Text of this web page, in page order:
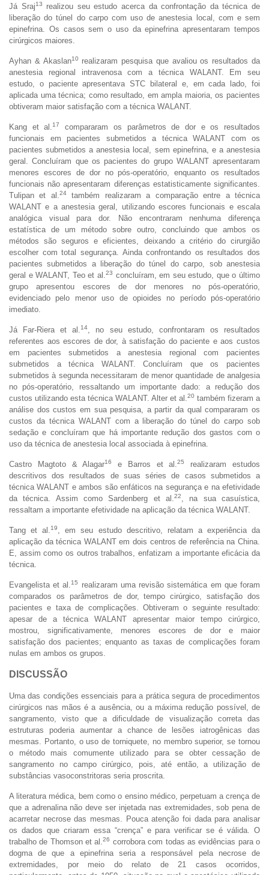
Já Sraj13
realizou seu estudo acerca da confrontação da técnica de
liberação do túnel do carpo com uso de anestesia local, com e sem
epinefrina. Os casos sem o uso da epinefrina apresentaram tempos
cirúrgicos maiores.
Ayhan & Akaslan10
realizaram pesquisa que avaliou os resultados da
anestesia regional intravenosa com a técnica WALANT. Em seu
estudo, o paciente apresentava STC bilateral e, em cada lado, foi
aplicada uma técnica; como resultado, em ampla maioria, os pacientes
obtiveram maior satisfação com a técnica WALANT.
Kang et al.17
compararam os parâmetros de dor e os resultados
funcionais em pacientes submetidos a técnica WALANT com os
pacientes submetidos a anestesia local, sem epinefrina, e a anestesia
geral. Concluíram que os pacientes do grupo WALANT apresentaram
menores escores de dor no pós-operatório, enquanto os resultados
funcionais não apresentaram diferenças estatisticamente significantes.
Tulipan et al.
24também realizaram a comparação entre a técnica
WALANT e a anestesia geral, utilizando escores funcionais e escala
analógica visual para dor. Não encontraram nenhuma diferença
estatística de um método sobre outro, concluindo que ambos os
métodos são seguros e eficientes, deixando a critério do cirurgião
escolher com total segurança. Ainda confrontando os resultados dos
pacientes submetidos a liberação do túnel do carpo, sob anestesia
geral e WALANT, Teo et al.
23 concluíram, em seu estudo, que o último
grupo apresentou escores de dor menores no pós-operatório,
evidenciado pelo menor uso de opioides no período pós-operatório
imediato.
Já Far-Riera et al.14
, no seu estudo, confrontaram os resultados
referentes aos escores de dor, à satisfação do paciente e aos custos
em pacientes submetidos a anestesia regional com pacientes
submetidos a técnica WALANT. Concluíram que os pacientes
submetidos à segunda necessitaram de menor quantidade de analgesia
no pós-operatório, ressaltando um importante dado: a redução dos
custos utilizando esta técnica WALANT. Alter et al.
20 também fizeram a
análise dos custos em sua pesquisa, a partir da qual compararam os
custos da técnica WALANT com a liberação do túnel do carpo sob
sedação e concluíram que há importante redução dos gastos com o
uso da técnica de anestesia local associada à epinefrina.
Castro Magtoto & Alagar16 e Barros et al.25
realizaram estudos
descritivos dos resultados de suas séries de casos submetidos a
técnica WALANT e ambos são enfáticos na segurança e na efetividade
da técnica. Assim como Sardenberg et al.
22
, na sua casuística,
ressaltam a importante efetividade na aplicação da técnica WALANT.
Tang et al.19
, em seu estudo descritivo, relatam a experiência da
aplicação da técnica WALANT em dois centros de referência na China.
E, assim como os outros trabalhos, enfatizam a importante eficácia da
técnica.
Evangelista et al.15
realizaram uma revisão sistemática em que foram
comparados os parâmetros de dor, tempo cirúrgico, satisfação dos
pacientes e taxa de complicações. Obtiveram o seguinte resultado:
apesar de a técnica WALANT apresentar maior tempo cirúrgico,
mostrou, significativamente, menores escores de dor e maior
satisfação dos pacientes; enquanto as taxas de complicações foram
nulas em ambos os grupos.
DISCUSSÃO
Uma das condições essenciais para a prática segura de procedimentos
cirúrgicos nas mãos é a ausência, ou a máxima redução possível, de
sangramento, visto que a dificuldade de visualização correta das
estruturas poderia aumentar a chance de lesões iatrogênicas das
mesmas. Portanto, o uso de torniquete, no membro superior, se tornou
o método mais comumente utilizado para se obter cessação de
sangramento no campo cirúrgico, pois, até então, a utilização de
substâncias vasoconstritoras seria proscrita.
A literatura médica, bem como o ensino médico, perpetuam a crença de
que a adrenalina não deve ser injetada nas extremidades, sob pena de
acarretar necrose das mesmas. Pouca atenção foi dada para analisar
os dados que criaram essa “crença” e para verificar se é válida. O
trabalho de Thomson et al.26 corrobora com todas as evidências para o
dogma de que a epinefrina seria a responsável pela necrose de
extremidades, por meio do relato de 21 casos ocorridos,